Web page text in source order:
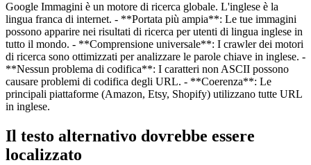
Google Immagini è un motore di ricerca globale. L'inglese è la
lingua franca di internet. - **Portata più ampia**: Le tue immagini
possono apparire nei risultati di ricerca per utenti di lingua inglese in
tutto il mondo. - **Comprensione universale**: I crawler dei motori
di ricerca sono ottimizzati per analizzare le parole chiave in inglese. -
**Nessun problema di codifica**: I caratteri non ASCII possono
causare problemi di codifica degli URL. - **Coerenza**: Le
principali piattaforme (Amazon, Etsy, Shopify) utilizzano tutte URL
in inglese.
Il testo alternativo dovrebbe essere
localizzato